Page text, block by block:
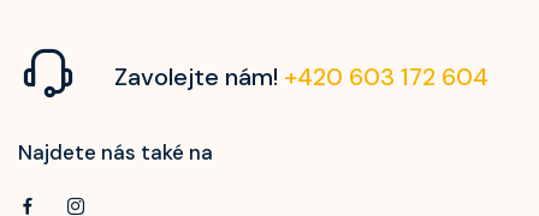
Zavolejte nám! +420 603 172 604
Najdete nás také na